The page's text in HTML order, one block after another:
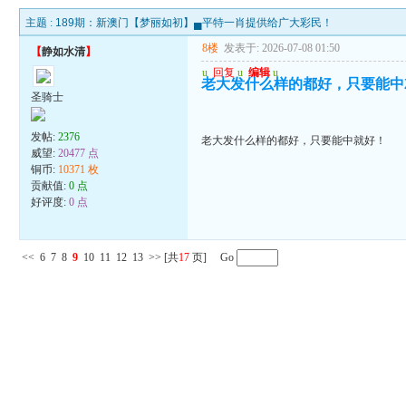
主题 : 189期：新澳门【梦丽如初】▄平特一肖提供给广大彩民！
【静如水清】
圣骑士
发帖:2376
威望:20477 点
铜币: 10371 枚
贡献值:0 点
好评度:0 点
8楼 发表于: 2026-07-08 01:50
u 回复 u 编辑 u
老大发什么样的都好，只要能中
老大发什么样的都好，只要能中就好！
<< 6 7 8 9 10 11 12 13 >> [共17 页] Go